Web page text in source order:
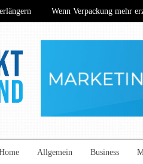
Wenn Verpackung mehr
begeistern
Wenn Verpackung mehr
Wie nachhaltige Technik den
begeistern
Allgemein Business